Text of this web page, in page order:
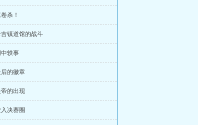
杀！
镇道馆的战斗
轶事
的徽章
的出现
决赛圈